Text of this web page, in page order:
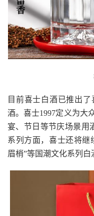
目前喜士白酒已推出
酒。喜士1997定义为大
宴、节日等节庆场景用
系列方面，喜士还将继
眉梢”等国潮文化系列白